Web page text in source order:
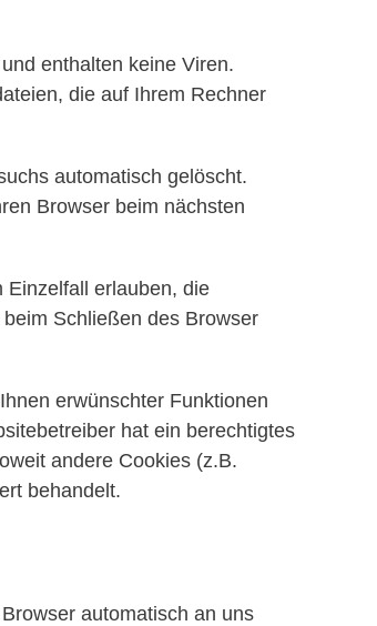
enthalten keine Viren.
die auf Ihrem Rechner
automatisch gelöscht.
Browser beim nächsten
Einzelfall erlauben, die
Schließen des Browser
erwünschter Funktionen
hat ein berechtigtes
andere Cookies (z.B.
behandelt.
automatisch an uns